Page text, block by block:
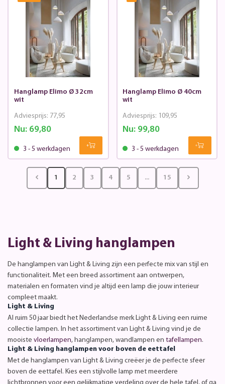
Hanglamp Elimo Ø 32cm
wit
Nu:69,80
Adviesprijs: 77,95
3 - 5 werkdagen
Hanglamp Elimo Ø 40cm
wit
Nu: 99,80
Adviesprijs: 109,95
3 - 5 werkdagen
1 2 3 4 5 ... 15
Light & Living hanglampen
De hanglampen van Light & Living zijn een perfecte mix van stijl en
functionaliteit. Met een breed assortiment aan ontwerpen,
materialen en formaten vind je altijd een lamp die jouw interieur
compleet maakt.
Light & Living
Al ruim 50 jaar biedt het Nederlandse merk Light & Living een ruime
collectie lampen. In het assortiment van Light & Living vind je de
mooiste vloerlampen, hanglampen, wandlampen en tafellampen.
Light & Living hanglampen voor boven de eettafel
Met de hanglampen van Light & Living creëer je de perfecte sfeer
boven de eettafel. Kies een stijlvolle lamp met meerdere